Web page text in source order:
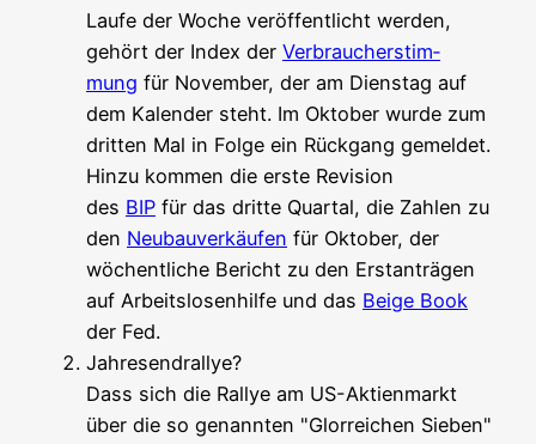
Lau­fe der Woche ver­öf­fent­licht wer­den,
gehört der Index der Ver­brau­cher­stim­
mung für Novem­ber, der am Diens­tag auf
dem Kalen­der steht. Im Okto­ber wur­de zum
drit­ten Mal in Fol­ge ein Rück­gang gemel­det.
Hin­zu kom­men die ers­te Revi­si­on
des BIP für das drit­te Quar­tal, die Zah­len zu
den Neu­bau­ver­käu­fen für Okto­ber, der
wöchent­li­che Bericht zu den Erst­an­trä­gen
auf Arbeits­lo­sen­hil­fe und das Beige Book
der Fed.
Jah­res­end­ral­lye?
Dass sich die Ral­lye am US-Akti­en­markt
über die so genann­ten "Glor­rei­chen Sie­ben"